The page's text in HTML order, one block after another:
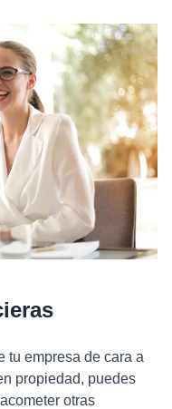
tu empresa de cara a
propiedad, puedes
otras